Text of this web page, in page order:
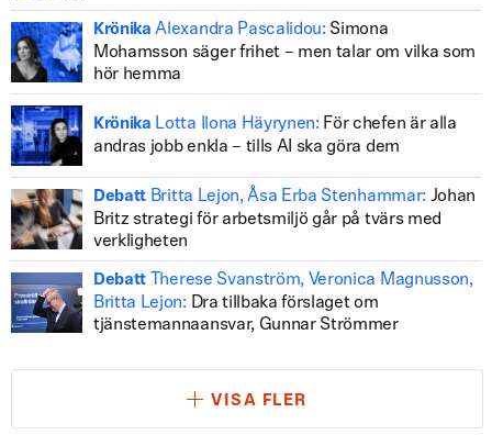
Krönika Alexandra Pascalidou: Simona
Mohamsson säger frihet – men talar om vilka som
hör hemma
Krönika Lotta Ilona Häyrynen: För chefen är alla
andras jobb enkla – tills AI ska göra dem
Debatt Britta Lejon, Åsa Erba Stenhammar: Johan
Britz strategi för arbetsmiljö går på tvärs med
verkligheten
Debatt
Therese Svanström, Veronica Magnusson,
Britta Lejon: Dra tillbaka förslaget om
tjänstemannaansvar, Gunnar Strömmer
VISA FLER